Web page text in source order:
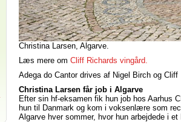
Christina Larsen, Algarve.
Læs mere om Cliff Richards vingård.
Adega do Cantor drives af Nigel Birch og Cliff
Christina Larsen får job i Algarve
Efter sin hf-eksamen fik hun job hos Aarhus
hun til Danmark og kom i voksenlære som
Algarve hver sommer, hvor hun arbejdede i